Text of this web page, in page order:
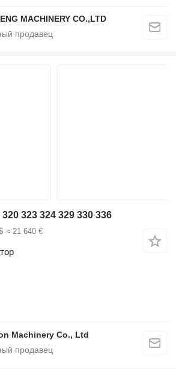
MACHINERY CO.,LTD
323 324 329 330 336
≈ 21 640 €
Machinery Co., Ltd